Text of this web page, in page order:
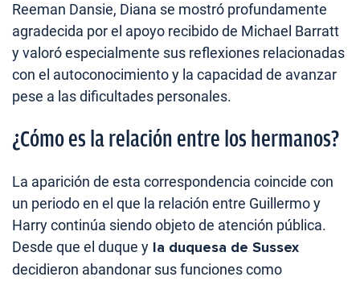
Reeman Dansie, Diana se mostró profundamente
agradecida por el apoyo recibido de Michael Barratt
y valoró especialmente sus reflexiones relacionadas
con el autoconocimiento y la capacidad de avanzar
pese a las dificultades personales.
¿Cómo es la relación entre los hermanos?
La aparición de esta correspondencia coincide con
un periodo en el que la relación entre Guillermo y
Harry continúa siendo objeto de atención pública.
Desde que el duque y la duquesa de Sussex
decidieron abandonar sus funciones como